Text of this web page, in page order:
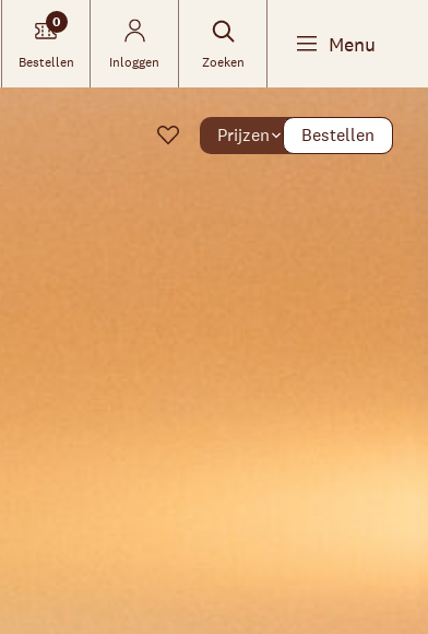
0
Bestellen Inloggen Zoeken
Menu
Prijzen Bestellen